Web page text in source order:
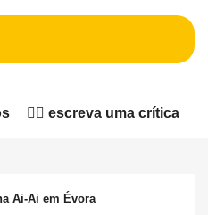
✍🏻 escreva uma crítica
Ai-Ai em Évora